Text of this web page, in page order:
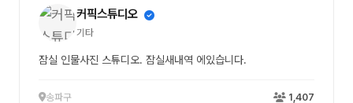
커픽스튜디오
기타
잠실 인물사진 스튜디오. 잠실새내역 에있습니다.
송파구 1,407